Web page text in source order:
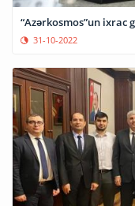
“Azərkosmos”un ixrac
31-10-2022